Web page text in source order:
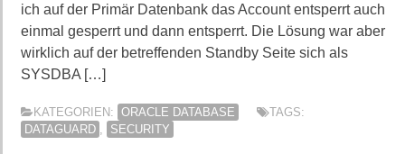
ich auf der Primär Datenbank das Account entsperrt auch
einmal gesperrt und dann entsperrt. Die Lösung war aber
wirklich auf der betreffenden Standby Seite sich als
SYSDBA […]
KATEGORIEN: ORACLE DATABASE
TAGS:
DATAGUARD
SECURITY